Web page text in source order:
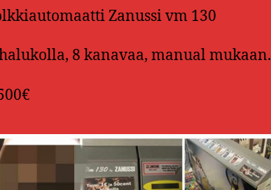
Zanussi vm 130
8 kanavaa, manual mukaan.